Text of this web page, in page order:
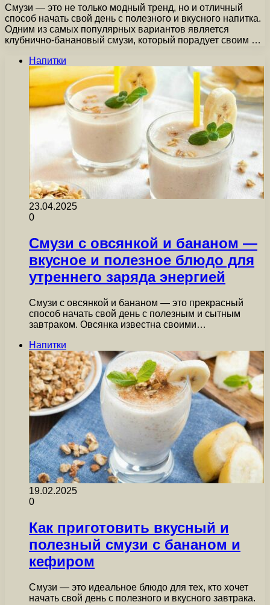
Смузи — это не только модный тренд, но и отличный
способ начать свой день с полезного и вкусного напитка.
Одним из самых популярных вариантов является
клубнично-банановый смузи, который порадует своим …
Напитки
23.04.2025
0
Смузи с овсянкой и бананом —
вкусное и полезное блюдо для
утреннего заряда энергией
Смузи с овсянкой и бананом — это прекрасный
способ начать свой день с полезным и сытным
завтраком. Овсянка известна своими…
Напитки
19.02.2025
0
Как приготовить вкусный и
полезный смузи с бананом и
кефиром
Смузи — это идеальное блюдо для тех, кто хочет
начать свой день с полезного и вкусного завтрака.